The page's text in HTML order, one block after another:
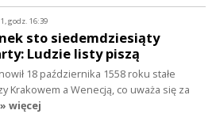
godz. 16:39
sto siedemdziesiąty
Ludzie listy piszą
18 października 1558 roku stałe
Krakowem a Wenecją, co uważa się za
» więcej